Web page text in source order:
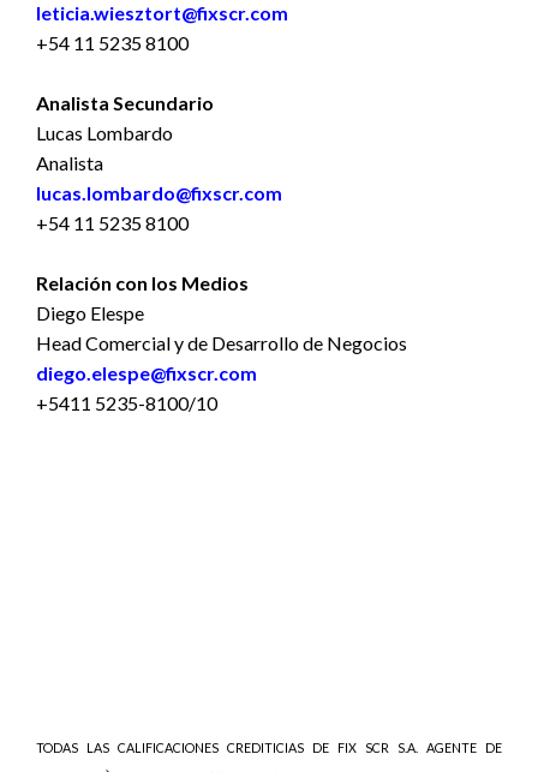
leticia.wiesztort@fixscr.com
+54 11 5235 8100
Analista Secundario
Lucas Lombardo
Analista
lucas.lombardo@fixscr.com
+54 11 5235 8100
Relación con los Medios
Diego Elespe
Head Comercial y de Desarrollo de Negocios
diego.elespe@fixscr.com
+5411 5235-8100/10
TODAS LAS CALIFICACIONES CREDITICIAS DE FIX SCR S.A. AGENTE DE